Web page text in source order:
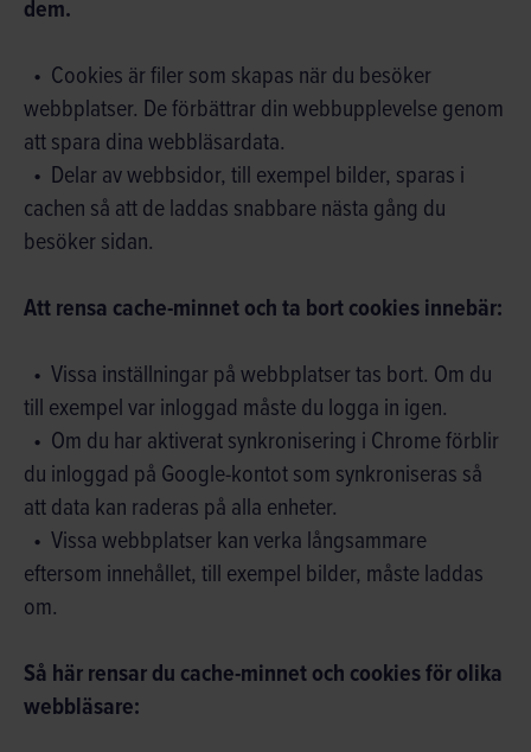
dem.
Cookies är filer som skapas när du besöker
webbplatser. De förbättrar din webbupplevelse genom
att spara dina webbläsardata.
Delar av webbsidor, till exempel bilder, sparas i
cachen så att de laddas snabbare nästa gång du
besöker sidan.
Att rensa cache-minnet och ta bort cookies innebär:
Vissa inställningar på webbplatser tas bort. Om du
till exempel var inloggad måste du logga in igen.
Om du har aktiverat synkronisering i Chrome förblir
du inloggad på Google-kontot som synkroniseras så
att data kan raderas på alla enheter.
Vissa webbplatser kan verka långsammare
eftersom innehållet, till exempel bilder, måste laddas
om.
Så här rensar du cache-minnet och cookies för olika
webbläsare: